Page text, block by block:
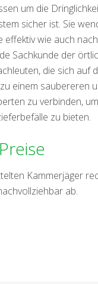
um die
sicher ist. Sie
effektiv wie auch
Sachkunde der
die sich
einem saubereren
zu verbinden,
zu bieten.
Kammerjäger
ab.